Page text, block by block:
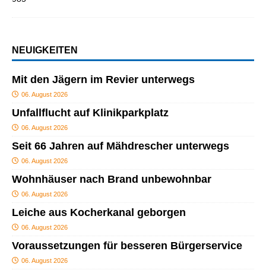
NEUIGKEITEN
Mit den Jägern im Revier unterwegs
06. August 2026
Unfallflucht auf Klinikparkplatz
06. August 2026
Seit 66 Jahren auf Mähdrescher unterwegs
06. August 2026
Wohnhäuser nach Brand unbewohnbar
06. August 2026
Leiche aus Kocherkanal geborgen
06. August 2026
Voraussetzungen für besseren Bürgerservice
06. August 2026